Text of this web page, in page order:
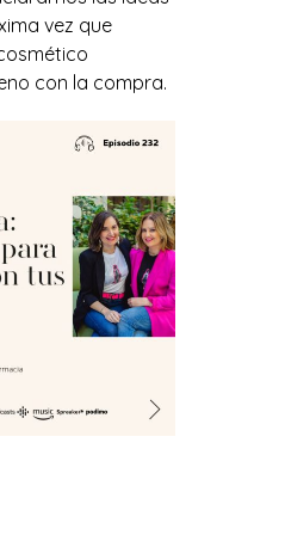
vez que
con la compra.